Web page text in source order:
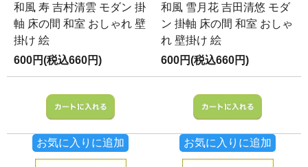
和風 寿 吉村清雲 モダン 掛
軸 床の間 和室 おしゃれ 壁
掛け 絵
600円(税込660円)
お気に入りに追加
和風 雪月花 吉田清悠 モダ
ン 掛軸 床の間 和室 おしゃ
れ 壁掛け 絵
600円(税込660円)
お気に入りに追加